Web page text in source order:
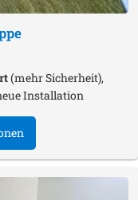
(mehr Sicherheit),
Installation